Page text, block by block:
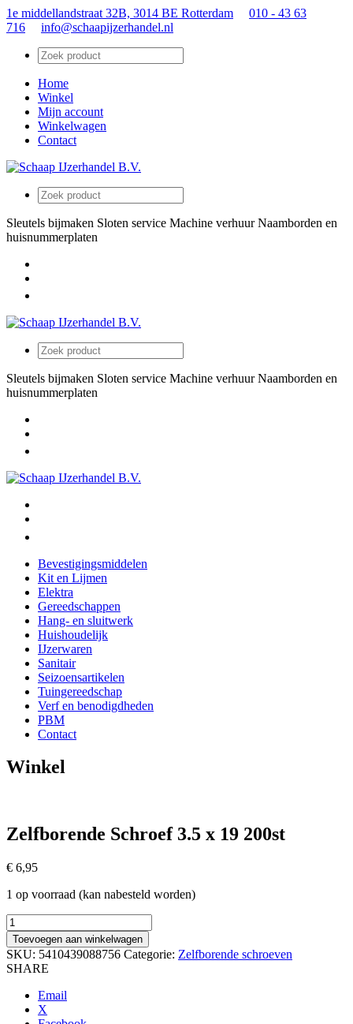
1e middellandstraat 32B, 3014 BE Rotterdam
010 - 43 63
716
info@schaapijzerhandel.nl
Home
Winkel
Mijn account
Winkelwagen
Contact
Sleutels bijmaken Sloten service Machine verhuur Naamborden en
huisnummerplaten
Sleutels bijmaken Sloten service Machine verhuur Naamborden en
huisnummerplaten
Bevestigingsmiddelen
Kit en Lijmen
Elektra
Gereedschappen
Hang- en sluitwerk
Huishoudelijk
IJzerwaren
Sanitair
Seizoensartikelen
Tuingereedschap
Verf en benodigdheden
PBM
Contact
Winkel
Zelfborende Schroef 3.5 x 19 200st
€ 6,95
1 op voorraad (kan nabesteld worden)
Zelfborende
Schroef
3.5
x
19
200st
aantal
Toevoegen aan winkelwagen
SKU: 5410439088756 Categorie: Zelfborende schroeven
SHARE
Email
X